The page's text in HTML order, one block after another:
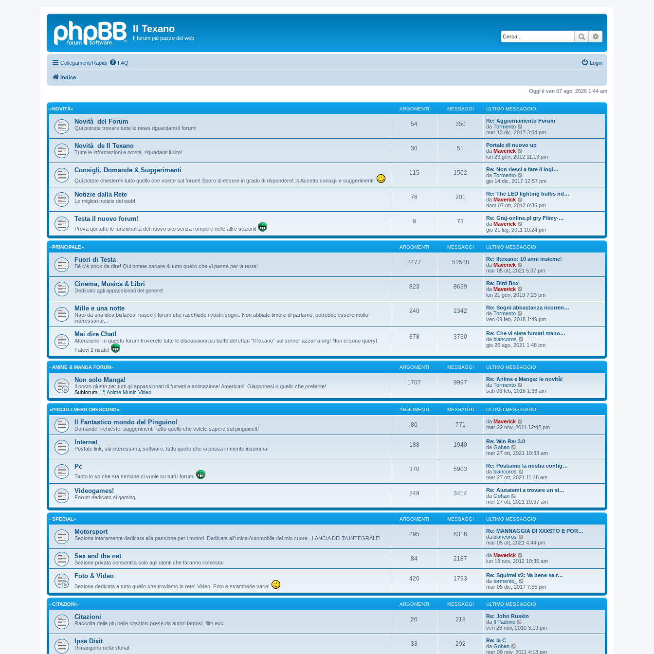
Il Texano
Il forum più pazzo del web Cerca
Collegamenti Rapidi FAQ Login
Indice
Oggi è ven 07 ago, 2026 1:44 am
«NOVITÀ» ARGOMENTI MESSAGGI ULTIMO MESSAGGIO
Novità del Forum
Qui potrete trovare tutte le news riguardanti il forum!
54 350
Re: Aggiornamento Forum
da Tormento
e
d
i
l
m
o
m
s
a
g
g
o
mer 13 dic, 2017 3:04 pm
Novità de Il Texano
Tutte le informazioni e novità riguadanti il sito!
30 51
Portale di nuovo up
da Maverick
e
d
i
l
m
o
m
s
a
g
i
lun 23 gen, 2012 11:13 pm
Consigli, Domande & Suggerimenti
Qui potete chiedermi tutto quello che volete sul forum! Spero di essere in grado di rispondere! :p Accetto consigli e suggerimenti!
115 1502
Re: Non riesci a fare il logi…
da Tormento
e
d
i
u
l
m
o
m
e
s
s
a
g
g
i
gio 14 dic, 2017 12:57 pm
Notizie dalla Rete
Le migliori notizie del web!
76 201
Re: The LED lighting bulbs nd…
da Maverick
e
d
i
i
m
o
m
s
g
i
dom 07 ott, 2012 6:35 pm
Testa il nuovo forum!
Prova qui tutte le funzionalità del nuovo sito senza rompere nelle altre sezioni!
9 73
Re: Graj-online.pl gry Filmy-…
da Maverick
e
d
i
u
l
t
m
o
s
g
g
i
o
gio 21 lug, 2011 10:24 pm
«PRINCIPALE» ARGOMENTI MESSAGGI ULTIMO MESSAGGIO
Fuori di Testa
Bè c'è poco da dire! Qui potete parlare di tutto quello che vi passa per la testa!
2477 52528
Re: Iltexano: 10 anni insieme!
da Maverick
e
d
l
m
o
m
e
s
s
a
g
i
o
mar 05 ott, 2021 5:37 pm
Cinema, Musica & Libri
Dedicato agli appassionati del genere!
823 8639
Re: Bird Box
da Maverick
e
d
i
l
i
m
o
m
s
s
a
g
g
i
o
lun 21 gen, 2019 7:23 pm
Mille e una notte
Nato da una idea bislacca, nasce il forum che racchiude i vostri sogni.. Non abbiate timore di parlarne, potrebbe essere molto
interessante...
240 2342
Re: Sogni abbastanza ricorren…
da Tormento
e
u
l
t
m
o
e
s
s
a
g
i
ven 09 feb, 2018 1:49 pm
Mai dire Chat!
Attenzione! In questo forum troverete tutte le discussioni piu buffe del chan "IlTexano" sul server azzurra.org! Non ci sono query!
Fatevi 2 risate!
378 3730
Re: Che vi siete fumati stano…
da biancoros
e
i
u
l
t
i
o
m
e
s
s
g
o
gio 26 ago, 2021 1:48 pm
«ANIME & MANGA FORUM» ARGOMENTI MESSAGGI ULTIMO MESSAGGIO
Non solo Manga!
Il posto giusto per tutti gli appassionati di fumetti e animazione! Americani, Giapponesi o quello che preferite!
Subforum:
Anime Music Video
1707 9997
Re: Anime e Manga: le novità!
da Tormento
e
i
u
i
m
o
m
s
s
a
g
g
i
o
sab 03 feb, 2018 1:33 am
«PICCOLI NERD CRESCONO» ARGOMENTI MESSAGGI ULTIMO MESSAGGIO
Il Fantastico mondo del Pinguino!
Domande, richieste, suggerimenti, tutto quello che volete sapere sul pinguino!!!
80 771 da Maverick
e
i
u
l
t
i
m
o
m
e
s
a
g
g
i
o
mar 22 nov, 2011 12:42 pm
Internet
Postate link, siti interessanti, software, tutto quello che vi passa in mente insomma!
188 1940
Re: Win Rar 3.0
da Gohan
e
d
i
u
l
m
o
m
e
s
s
a
g
g
i
mer 27 ott, 2021 10:33 am
Pc
Tanto lo so che sta sezione ci vuole su tutti i forum!
370 5903
Re: Postiamo la nostra config…
da biancoros
e
d
i
i
m
o
m
s
g
g
i
o
mer 27 ott, 2021 11:48 am
Videogames!
Forum dedicato al gaming!
249 3414
Re: Aiutatemi a trovare un si…
da Gohan
e
d
i
u
l
t
m
o
m
e
s
a
g
g
i
o
mer 27 ott, 2021 10:37 am
«SPECIAL» ARGOMENTI MESSAGGI ULTIMO MESSAGGIO
Motorsport
Sezione interamente dedicata alla passione per i motori. Dedicata all'unica Automobile del mio cuore.. LANCIA DELTA INTEGRALE!
295 6316
Re: MANNAGGIA DI XXXSTO E POR…
da biancoros
e
d
u
t
i
o
m
e
s
s
a
g
i
mar 05 ott, 2021 4:44 pm
Sex and the net
Sezione privata consentita solo agli utenti che faranno richiesta!
84 2187 da Maverick
e
i
u
l
t
i
m
o
m
e
s
s
a
lun 19 nov, 2012 10:35 am
Foto & Video
Sezione dedicata a tutto quello che troviamo in rete! Video, Foto e stramberie varie!
426 1793
Re: Squirrel #2: Va bene se r…
da tormento_
e
d
i
u
l
t
m
o
s
mar 05 dic, 2017 7:55 pm
«CITAZIONI» ARGOMENTI MESSAGGI ULTIMO MESSAGGIO
Citazioni
Raccolta delle piu belle citazioni prese da autori famosi, film ecc
26 218
Re: John Ruskin
da Il Padrino
e
d
l
ven 26 nov, 2010 3:19 pm
Ipse Dixit
Rimangono nella storia!
33 292
Re: la C
da Gohan
e
mer 09 nov, 2011 4:18 pm